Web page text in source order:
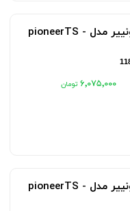
باند پایونییر مدل pioneerTS -
۶٬۰۷۵٬۰۰۰
باند پایونییر مدل pioneerTS -